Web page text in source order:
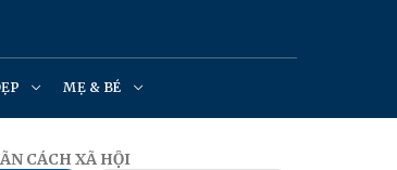
MẸ & BÉ
CÁCH XÃ HỘI